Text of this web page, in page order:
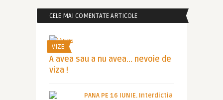
CELE MAI COMENTATE ARTICOLE
VIZE
A avea sau a nu avea… nevoie de
viza !
PANA PE 16 IUNIE. Interdictia